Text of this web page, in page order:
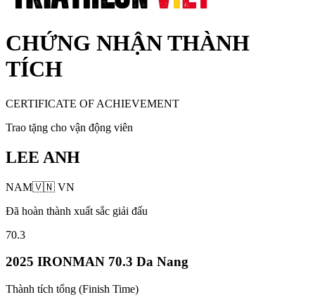
CHỨNG NHẬN THÀNH
TÍCH
CERTIFICATE OF ACHIEVEMENT
Trao tặng cho vận động viên
LEE ANH
NAM🇻🇳 VN
Đã hoàn thành xuất sắc giải đấu
70.3
2025 IRONMAN 70.3 Da Nang
Thành tích tổng (Finish Time)